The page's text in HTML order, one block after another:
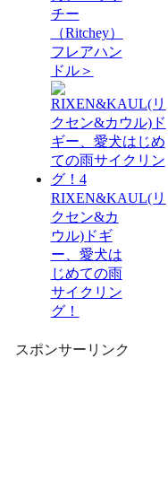
チー
（Ritchey）
フレアハン
ドル＞
RIXEN&KAUL(リ
クセン&カ
ウル)ドギ
ー、愛犬は
じめての雨
サイクリン
グ！
スポンサーリンク